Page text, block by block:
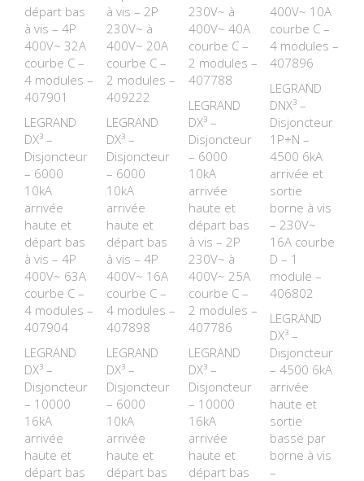
départ bas
à vis – 4P
400V~ 32A
courbe C –
4 modules –
407901
LEGRAND
DX³ –
Disjoncteur
– 6000
10kA
arrivée
haute et
départ bas
à vis – 4P
400V~ 63A
courbe C –
4 modules –
407904
LEGRAND
DX³ –
Disjoncteur
– 10000
16kA
arrivée
haute et
départ bas
à vis – 2P
230V~ à
400V~ 20A
courbe C –
2 modules –
409222
LEGRAND
DX³ –
Disjoncteur
– 6000
10kA
arrivée
haute et
départ bas
à vis – 4P
400V~ 16A
courbe C –
4 modules –
407898
LEGRAND
DX³ –
Disjoncteur
– 6000
10kA
arrivée
haute et
départ bas
230V~ à
400V~ 40A
courbe C –
2 modules –
407788
LEGRAND
DX³ –
Disjoncteur
– 6000
10kA
arrivée
haute et
départ bas
à vis – 2P
230V~ à
400V~ 25A
courbe C –
2 modules –
407786
LEGRAND
DX³ –
Disjoncteur
– 10000
16kA
arrivée
haute et
départ bas
400V~ 10A
courbe C –
4 modules –
407896
LEGRAND
DNX³ –
Disjoncteur
1P+N –
4500 6kA
arrivée et
sortie
borne à vis
– 230V~
16A courbe
D – 1
module –
406802
LEGRAND
DX³ –
Disjoncteur
– 4500 6kA
arrivée
haute et
sortie
basse par
borne à vis
–